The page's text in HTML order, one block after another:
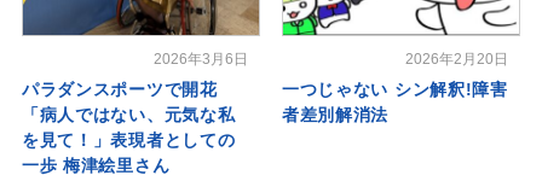
2026年3月6日
パラダンスポーツで開花
「病人ではない、元気な私
を見て！」表現者としての
一歩 梅津絵里さん
2026年2月20日
一つじゃない シン解釈!障害
者差別解消法